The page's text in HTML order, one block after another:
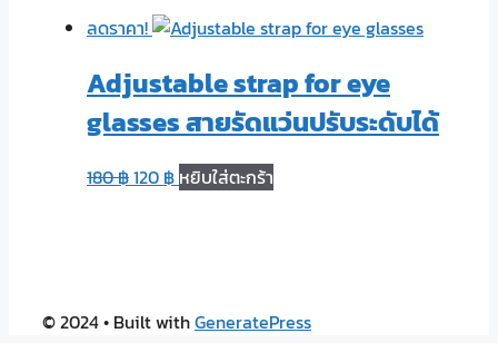
ลดราคา!
Adjustable strap for eye
glasses สายรัดแว่นปรับระดับได้
180฿120 ฿ หยิบใส่ตะกร้า
© 2024• Built withGeneratePress